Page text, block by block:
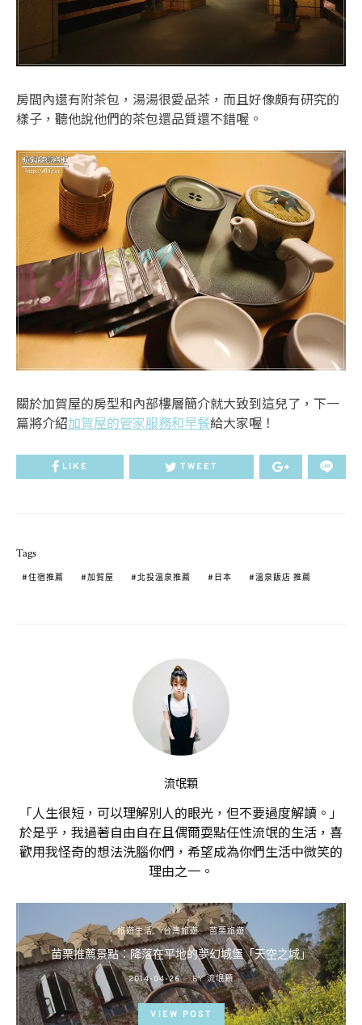
房間內還有附茶包，湯湯很愛品茶，而且好像頗有研究的
樣子，聽他說他們的茶包還品質還不錯喔。
關於加賀屋的房型和內部樓層簡介就大致到這兒了，下一
篇將介紹加賀屋的管家服務和早餐給大家喔！
LIKE TWEET
Tags
住宿推薦 加賀屋 北投溫泉推薦 日本 溫泉飯店 推薦
流氓顆
「人生很短，可以理解別人的眼光，但不要過度解讀。」
於是乎，我過著自由自在且偶爾耍點任性流氓的生活，喜
歡用我怪奇的想法洗腦你們，希望成為你們生活中微笑的
理由之一。
旅遊生活 台灣旅遊 苗栗旅遊
苗栗推薦景點：降落在平地的夢幻城堡「天空之城」
POSTED
ON
2014-04-26 BY 流氓顆
VIEW POST